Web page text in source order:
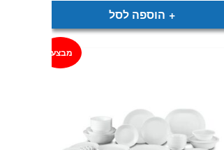
₪699.
הוספה לסל
מבצע!